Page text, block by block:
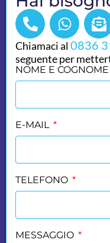
Chiamaci al0836
seguente per
NOME E COGNOME
E-MAIL
TELEFONO
MESSAGGIO